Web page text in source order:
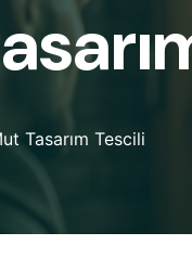
Tasarım Tescili